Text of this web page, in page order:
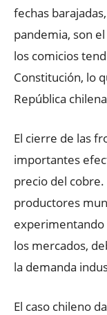
fechas
pandemia, son
los comicios
Constitución, lo
República
El cierre de las
importantes
precio del
productores
experimentando
los mercados,
la demanda
El caso chileno